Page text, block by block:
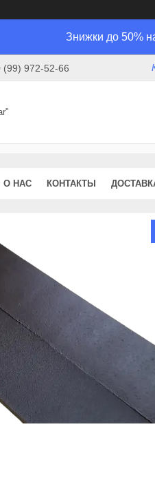
Знижки до 50%
(99) 972-52-66
О НАС КОНТАКТЫ